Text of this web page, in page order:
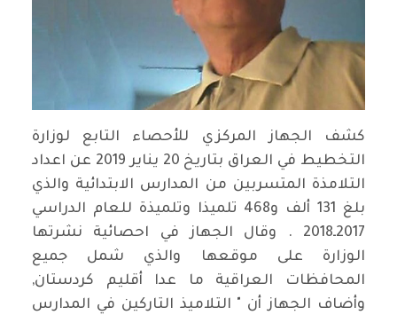
كشف الجهاز المركزي للأحصاء التابع لوزارة
التخطيط في العراق بتاريخ 20 يناير 2019 عن اعداد
التلامذة المتسربين من المدارس الابتدائية والذي
بلغ 131 ألف و468 تلميذا وتلميذة للعام الدراسي
2017ـ2018 . وقال الجهاز في احصائية نشرتها
الوزارة على موقعها والذي شمل جميع
المحافظات العراقية ما عدا أقليم كردستان,
وأضاف الجهاز أن " التلاميذ التاركين في المدارس